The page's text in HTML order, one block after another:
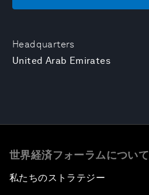
Headquarters
United Arab Emirates
世界経済フォーラムについて
私たちのストラテジー